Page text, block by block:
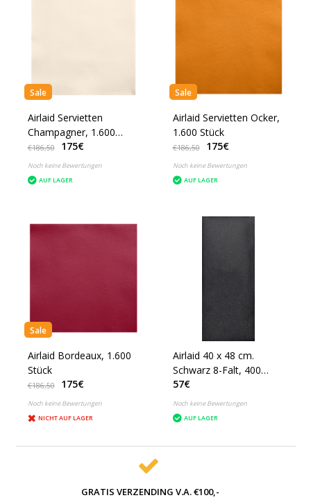
Sale
Airlaid Servietten
Champagner, 1.600
Stück
€186,50 175€
Noch keine Bewertungen
AUF LAGER
Sale
Airlaid Servietten Ocker,
1.600 Stück
€186,50 175€
Noch keine Bewertungen
AUF LAGER
Sale
Airlaid Bordeaux, 1.600
Stück
€186,50 175€
Noch keine Bewertungen
NICHT AUF LAGER
Airlaid 40 x 48 cm.
Schwarz 8-Falt, 400
Stück
57€
Noch keine Bewertungen
AUF LAGER
GRATIS VERZENDING V.A. €100,-